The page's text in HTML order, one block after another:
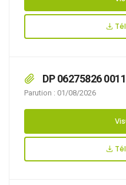
DP 06275826
Récépissé de dépôt
Parution : 01/08/2026